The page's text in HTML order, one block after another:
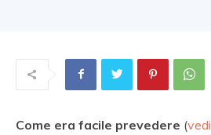
Come era facile prevedere (